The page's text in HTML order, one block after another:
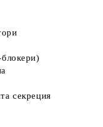
секреция